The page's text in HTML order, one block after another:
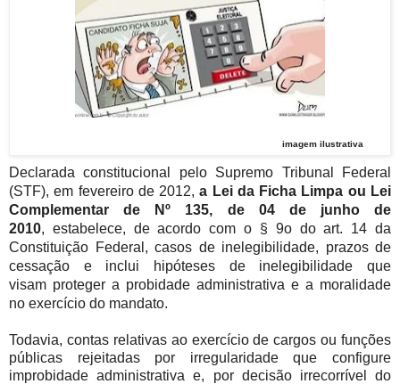
imagem ilustrativa
Declarada constitucional pelo Supremo Tribunal Federal
(STF), em fevereiro de 2012,a Lei da Ficha Limpa ou Lei
Complementar de Nº 135, de 04 de junho de
2010, estabelece, de acordo com o § 9o do art. 14 da
Constituição Federal, casos de inelegibilidade, prazos de
cessação e inclui hipóteses de inelegibilidade que
visam proteger a probidade administrativa e a moralidade
no exercício do mandato.
Todavia, contas relativas ao exercício de cargos ou funções
públicas rejeitadas por irregularidade que configure
improbidade administrativa e, por decisão irrecorrível do